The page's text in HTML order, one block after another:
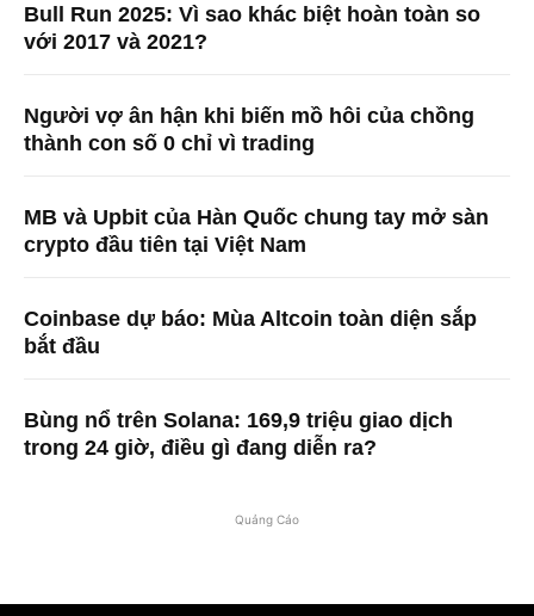
Bull Run 2025: Vì sao khác biệt hoàn toàn so
với 2017 và 2021?
Người vợ ân hận khi biến mồ hôi của chồng
thành con số 0 chỉ vì trading
MB và Upbit của Hàn Quốc chung tay mở sàn
crypto đầu tiên tại Việt Nam
Coinbase dự báo: Mùa Altcoin toàn diện sắp
bắt đầu
Bùng nổ trên Solana: 169,9 triệu giao dịch
trong 24 giờ, điều gì đang diễn ra?
Quảng Cáo